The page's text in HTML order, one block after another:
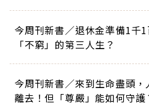
今周刊新書／退休金準備1千
「不窮」的第三人生？
今周刊新書／來到生命盡頭
離去！但「尊嚴」能如何守護